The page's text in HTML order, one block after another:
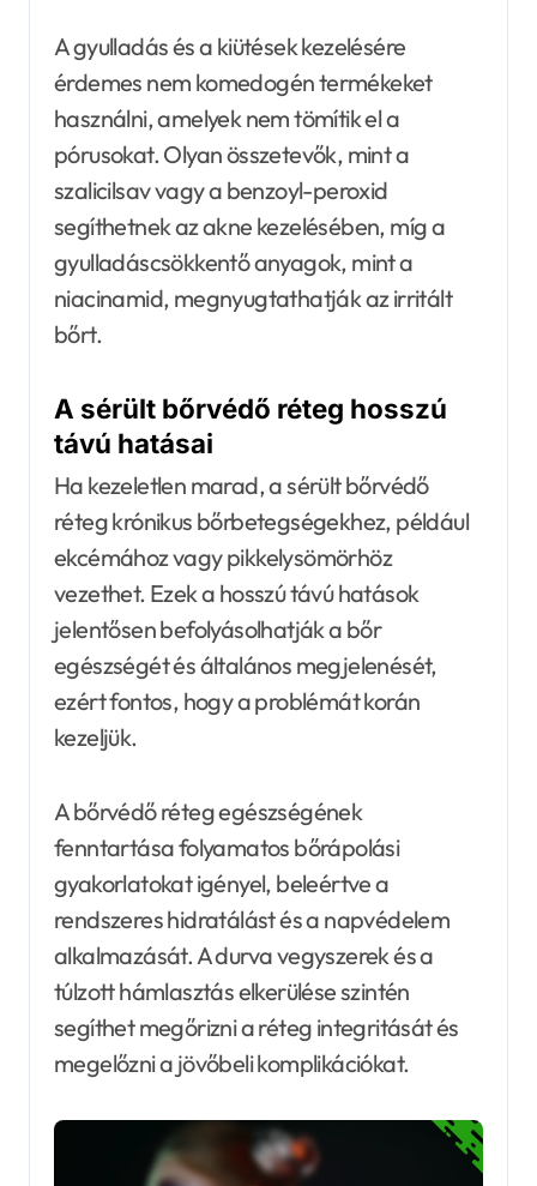
A gyulladás és a kiütések kezelésére
érdemes nem komedogén termékeket
használni, amelyek nem tömítik el a
pórusokat. Olyan összetevők, mint a
szalicilsav vagy a benzoyl-peroxid
segíthetnek az akne kezelésében, míg a
gyulladáscsökkentő anyagok, mint a
niacinamid, megnyugtathatják az irritált
bőrt.
A sérült bőrvédő réteg hosszú
távú hatásai
Ha kezeletlen marad, a sérült bőrvédő
réteg krónikus bőrbetegségekhez, például
ekcémához vagy pikkelysömörhöz
vezethet. Ezek a hosszú távú hatások
jelentősen befolyásolhatják a bőr
egészségét és általános megjelenését,
ezért fontos, hogy a problémát korán
kezeljük.
A bőrvédő réteg egészségének
fenntartása folyamatos bőrápolási
gyakorlatokat igényel, beleértve a
rendszeres hidratálást és a napvédelem
alkalmazását. A durva vegyszerek és a
túlzott hámlasztás elkerülése szintén
segíthet megőrizni a réteg integritását és
megelőzni a jövőbeli komplikációkat.